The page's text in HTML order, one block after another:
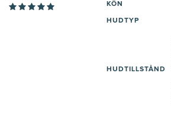
KÖN
HUDTYP
HUDTILLSTÅND